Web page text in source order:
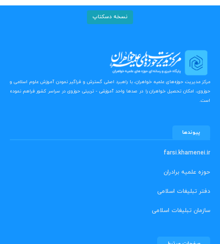
نسخه دسکتاپ
مرکز مدیریت حوزه‌های علمیه خواهران، با راهبرد اصلی گسترش و فراگیر نمودن آموزش علوم اسلامی و
حوزوی، امکان تحصیل خواهران را در صدها واحد آموزشی - تربیتی حوزوی در سراسر کشور فراهم نموده
است.
پیوندها
farsi.khamenei.ir
حوزه علمیه برادران
دفتر تبلیغات اسلامی
سازمان تبلیغات اسلامی